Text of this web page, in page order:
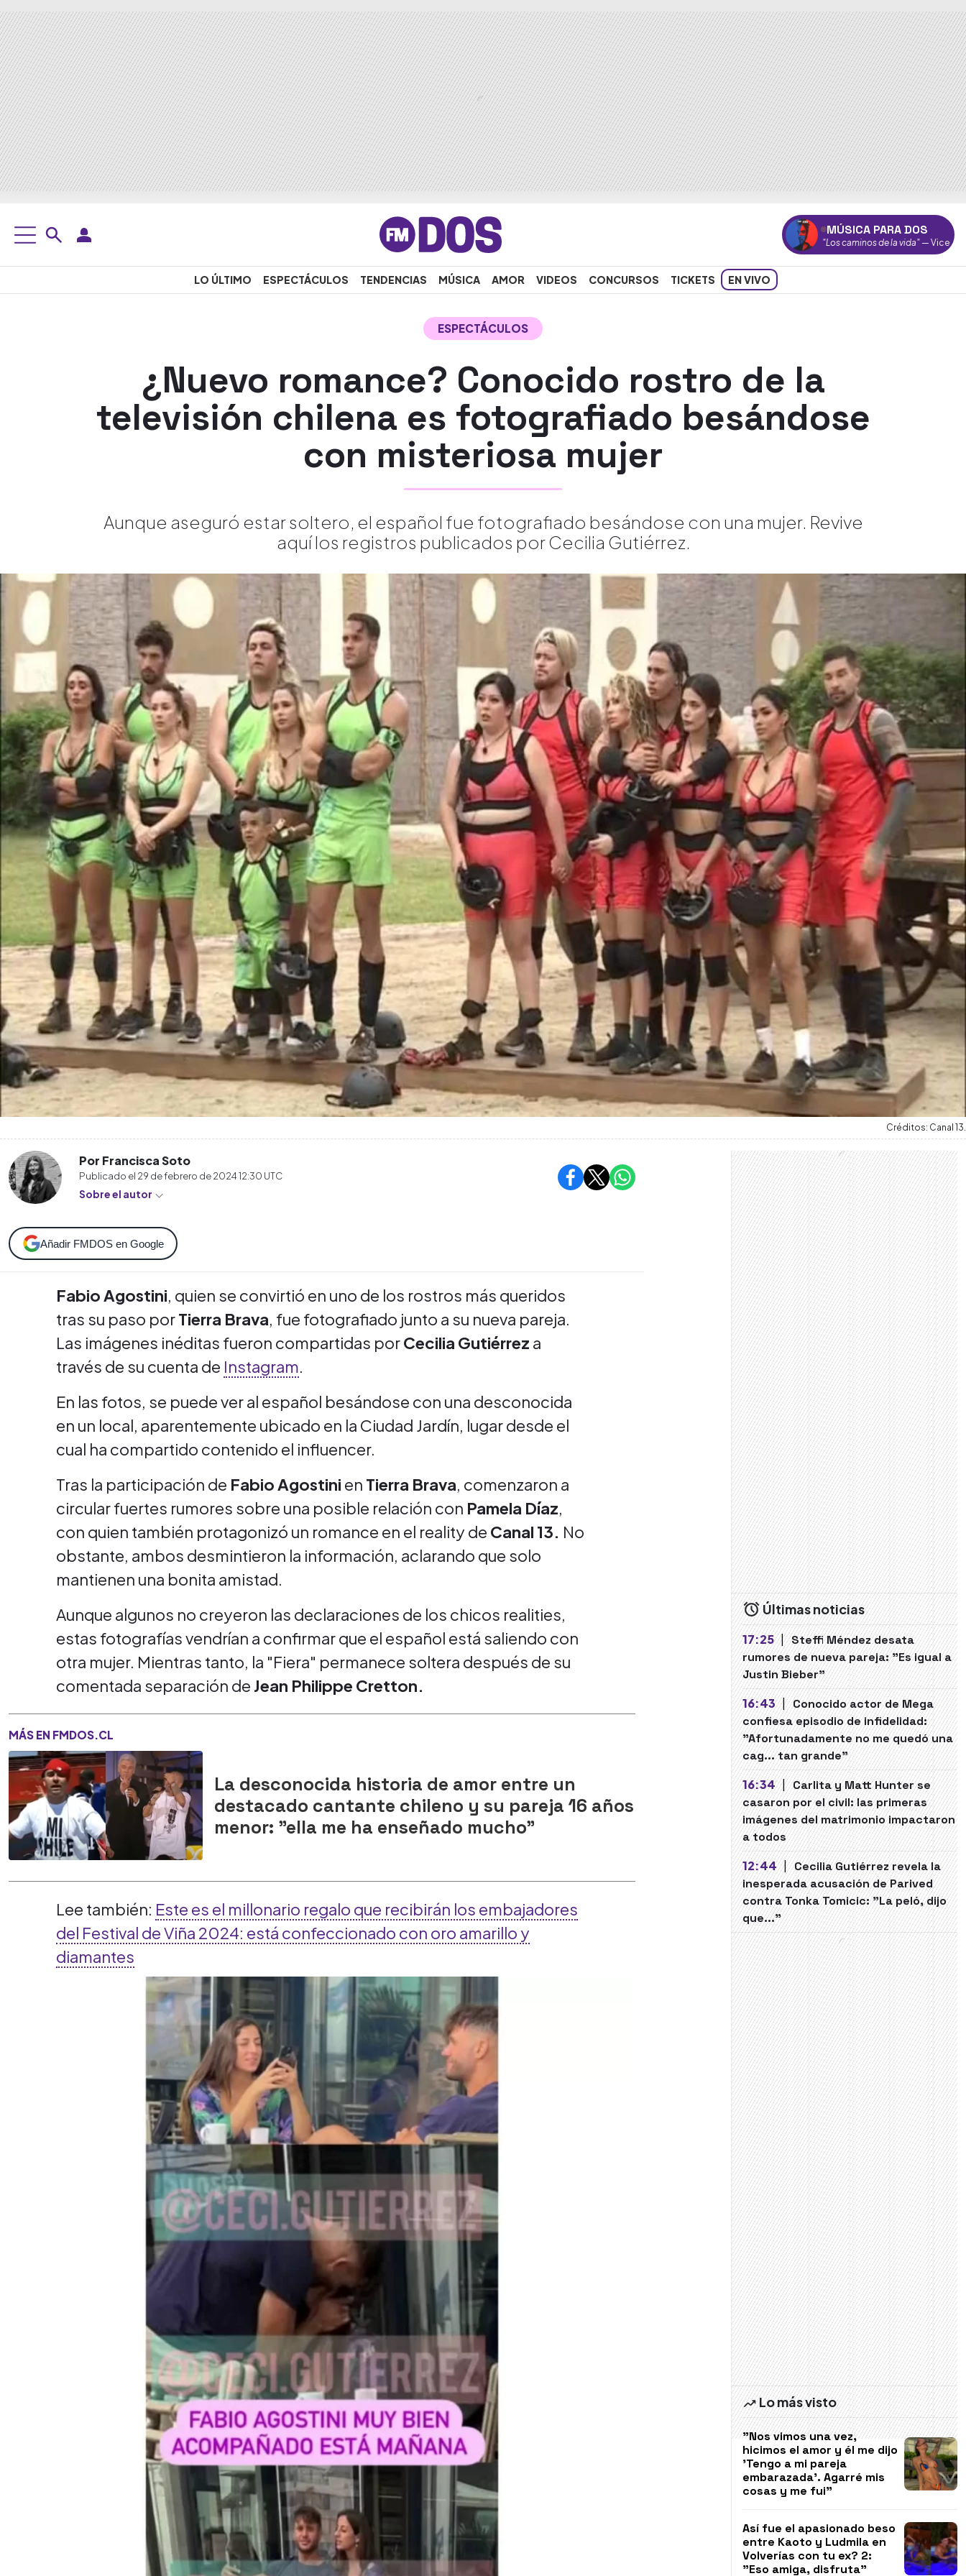
MÚSICA PARA DOS
"Los caminos de la vida"— Vicentico
LO ÚLTIMO ESPECTÁCULOS TENDENCIAS MÚSICA AMOR VIDEOS CONCURSOS TICKETS EN VIVO
ESPECTÁCULOS
¿Nuevo romance? Conocido rostro de la
televisión chilena es fotografiado besándose
con misteriosa mujer
Aunque aseguró estar soltero, el español fue fotografiado besándose con una mujer. Revive
aquí los registros publicados por Cecilia Gutiérrez.
Créditos: Canal 13.
Por Francisca Soto
Publicado el 29 de febrero de 2024 12:30 UTC
Sobre el autor
Añadir FMDOS en Google
Fabio Agostini, quien se convirtió en uno de los rostros más queridos
tras su paso porTierra Brava, fue fotografiado junto a su nueva pareja.
Las imágenes inéditas fueron compartidas porCecilia Gutiérrez a
través de su cuenta de Instagram.
En las fotos, se puede ver al español besándose con una desconocida
en un local, aparentemente ubicado en la Ciudad Jardín, lugar desde el
cual ha compartido contenido el influencer.
Tras la participación de Fabio Agostini en Tierra Brava, comenzaron a
circular fuertes rumores sobre una posible relación con Pamela Díaz,
con quien también protagonizó un romance en el reality de Canal 13. No
obstante, ambos desmintieron la información, aclarando que solo
mantienen una bonita amistad.
Aunque algunos no creyeron las declaraciones de los chicos realities,
estas fotografías vendrían a confirmar que el español está saliendo con
otra mujer. Mientras tanto, la "Fiera" permanece soltera después de su
comentada separación de Jean Philippe Cretton.
MÁS EN FMDOS.CL
La desconocida historia de amor entre un
destacado cantante chileno y su pareja 16 años
menor: "ella me ha enseñado mucho"
Lee también: Este es el millonario regalo que recibirán los embajadores
del Festival de Viña 2024: está confeccionado con oro amarillo y
diamantes
Últimas noticias
17:25 | Steffi Méndez desata
rumores de nueva pareja: "Es igual a
Justin Bieber"
16:43 | Conocido actor de Mega
confiesa episodio de infidelidad:
"Afortunadamente no me quedó una
cag... tan grande"
16:34 | Carlita y Matt Hunter se
casaron por el civil: las primeras
imágenes del matrimonio impactaron
a todos
12:44 | Cecilia Gutiérrez revela la
inesperada acusación de Parived
contra Tonka Tomicic: "La peló, dijo
que..."
Lo más visto
"Nos vimos una vez,
hicimos el amor y él me dijo
'Tengo a mi pareja
embarazada'. Agarré mis
cosas y me fui"
Así fue el apasionado beso
entre Kaoto y Ludmila en
Volverías con tu ex? 2:
"Eso amiga, disfruta"